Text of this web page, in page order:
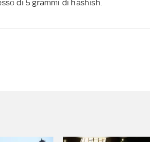
di 5 grammi di hashish.